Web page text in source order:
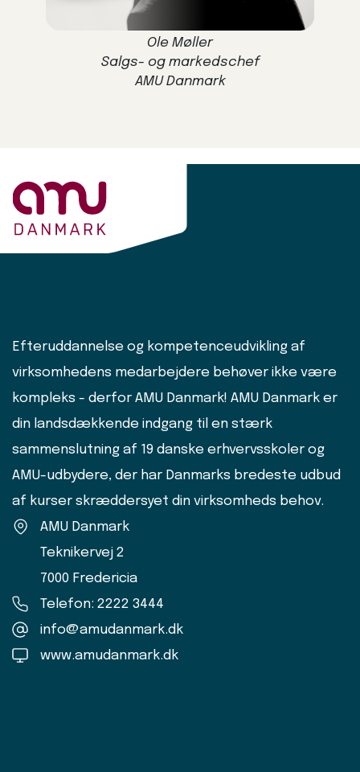
Ole Møller
Salgs- og markedschef
AMU Danmark
Efteruddannelse og kompetenceudvikling af
virksomhedens medarbejdere behøver ikke være
kompleks - derfor AMU Danmark! AMU Danmark er
din landsdækkende indgang til en stærk
sammenslutning af 19 danske erhvervsskoler og
AMU-udbydere, der har Danmarks bredeste udbud
af kurser skræddersyet din virksomheds behov.
AMU Danmark
Teknikervej 2
7000 Fredericia
Telefon: 2222 3444
info@amudanmark.dk
www.amudanmark.dk